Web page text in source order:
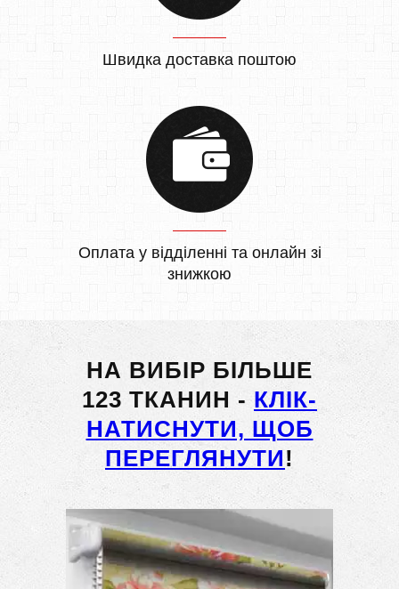
Швидка доставка поштою
Оплата у відділенні та онлайн зі
знижкою
НА ВИБІР БІЛЬШЕ
123 ТКАНИН - КЛІК-
НАТИСНУТИ, ЩОБ
ПЕРЕГЛЯНУТИ!